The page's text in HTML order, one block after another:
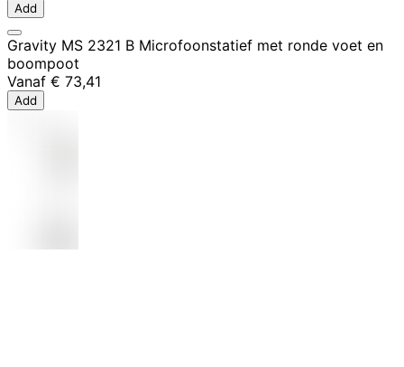
Add
Gravity MS 2321 B Microfoonstatief met ronde voet en
boompoot
Vanaf € 73,41
Add